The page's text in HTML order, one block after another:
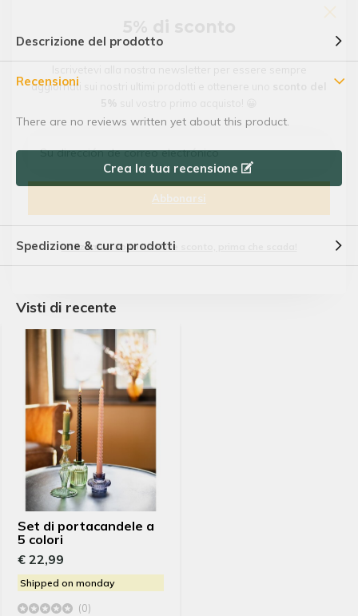
Descrizione del prodotto
Recensioni
There are no reviews written yet about this product.
Crea la tua recensione
Spedizione & cura prodotti
Visti di recente
Set di portacandele a
5 colori
€ 22,99
Shipped on monday
(0)
aggiornati sui nostri ultimi prodotti e ottenere uno
Abbonarsi
Utilizzate subito il codice sconto, prima che scada!